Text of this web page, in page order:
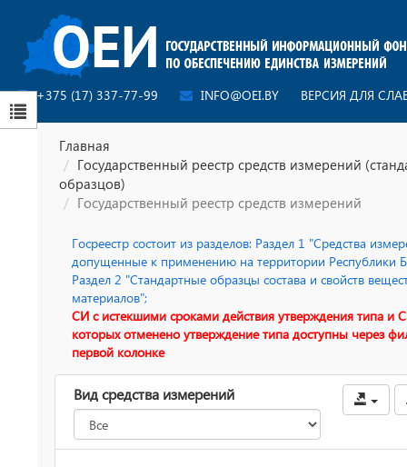
+375 (17) 337-77-99 INFO@OEI.BY ВЕРСИЯ ДЛЯ
Главная
Государственный реестр средств измерений
образцов)
Государственный реестр средств измерений
Госреестр состоит из разделов: Раздел 1 "Средства
допущенные к применению на территории Республики
Раздел 2 "Стандартные образцы состава и свойств
материалов";
СИ с истекшими сроками действия утверждения типа и
которых отменено утверждение типа доступны через
первой колонке
Вид средства измерений